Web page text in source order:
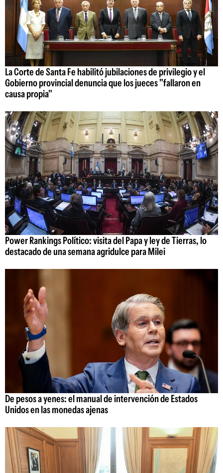
La Corte de Santa Fe habilitó jubilaciones de privilegio y el
Gobierno provincial denuncia que los jueces "fallaron en
causa propia"
Power Rankings Político: visita del Papa y ley de Tierras, lo
destacado de una semana agridulce para Milei
De pesos a yenes: el manual de intervención de Estados
Unidos en las monedas ajenas